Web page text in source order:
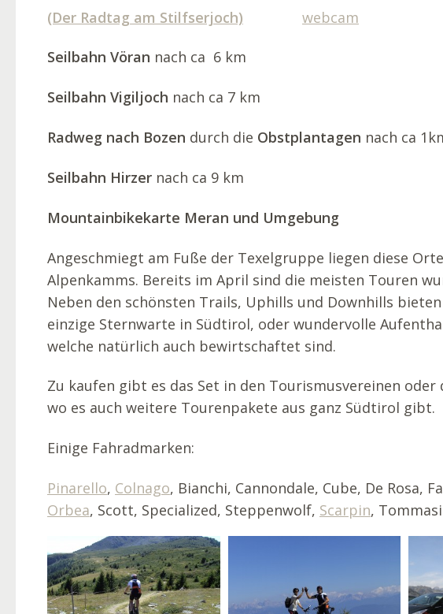
(Der Radtag am Stilfserjoch)
webcam
Seilbahn Vöran nach ca 6 km
Seilbahn Vigiljoch nach ca 7 km
Radweg nach Bozen durch die Obstplantagen nach ca
Seilbahn Hirzer nach ca 9 km
Mountainbikekarte Meran und Umgebung
Angeschmiegt am Fuße der Texelgruppe liegen diese
Alpenkamms. Bereits im April sind die meisten Touren
Neben den schönsten Trails, Uphills und Downhills
einzige Sternwarte in Südtirol, oder wundervolle
welche natürlich auch bewirtschaftet sind.
Zu kaufen gibt es das Set in den Tourismusvereinen
wo es auch weitere Tourenpakete aus ganz Südtirol gibt.
Einige Fahradmarken:
Pinarello, Colnago, Bianchi, Cannondale, Cube, De Rosa,
Orbea, Scott, Specialized, Steppenwolf, Scarpin,